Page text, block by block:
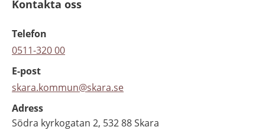
Kontakta oss
Telefon
0511-320 00
E-post
skara.kommun@skara.se
Adress
Södra kyrkogatan 2, 532 88 Skara